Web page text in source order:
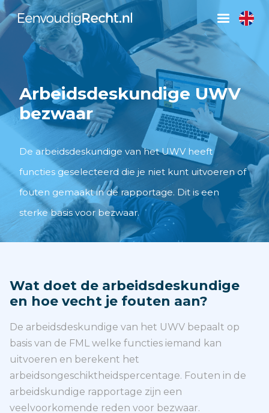
Arbeidsdeskundige UWV
bezwaar
De arbeidsdeskundige van het UWV heeft
functies geselecteerd die je niet kunt uitvoeren of
fouten gemaakt in de rapportage. Dit is een
sterke basis voor bezwaar.
Wat doet de arbeidsdeskundige
en hoe vecht je fouten aan?
De arbeidsdeskundige van het UWV bepaalt op
basis van de FML welke functies iemand kan
uitvoeren en berekent het
arbeidsongeschiktheidspercentage. Fouten in de
arbeidskundige rapportage zijn een
veelvoorkomende reden voor bezwaar.